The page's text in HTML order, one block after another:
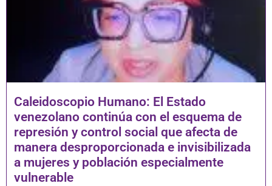
Caleidoscopio Humano: El Estado
venezolano continúa con el esquema de
represión y control social que afecta de
manera desproporcionada e invisibilizada
a mujeres y población especialmente
vulnerable